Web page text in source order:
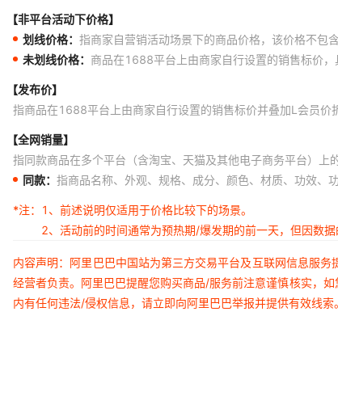
【非平台活动下价格】
划线价格： 指商家自营销活动场景下的商品价格，该价格不包
未划线价格： 商品在1688平台上由商家自行设置的销售标价
【发布价】
指商品在1688平台上由商家自行设置的销售标价并叠加L会员价
【全网销量】
指同款商品在多个平台（含淘宝、天猫及其他电子商务平台）上
同款： 指商品名称、外观、规格、成分、颜色、材质、功效、
*注：
1、前述说明仅适用于价格比较下的场景。
2、活动前的时间通常为预热期/爆发期的前一天，但因数
内容声明：阿里巴巴中国站为第三方交易平台及互联网信息服
经营者负责。阿里巴巴提醒您购买商品/服务前注意谨慎核实，
内有任何违法/侵权信息，请立即向阿里巴巴举报并提供有效线索。